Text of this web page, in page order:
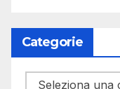
Categorie
Categorie